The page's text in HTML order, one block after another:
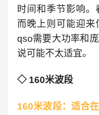
时间和季节影响。
而晚上则可能迎来
qso需要大功率和
说可能不太适宜。
◇ 160米波段
160米波段：适合